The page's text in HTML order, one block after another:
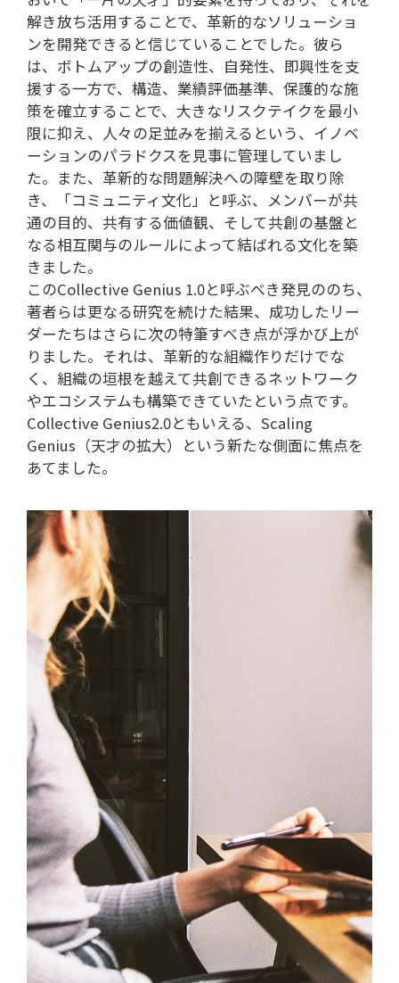
解き放ち活用することで、革新的なソリューショ
ンを開発できると信じていることでした。彼ら
は、ボトムアップの創造性、自発性、即興性を支
援する一方で、構造、業績評価基準、保護的な施
策を確立することで、大きなリスクテイクを最小
限に抑え、人々の足並みを揃えるという、イノベ
ーションのパラドクスを見事に管理していまし
た。また、革新的な問題解決への障壁を取り除
き、「コミュニティ文化」と呼ぶ、メンバーが共
通の目的、共有する価値観、そして共創の基盤と
なる相互関与のルールによって結ばれる文化を築
きました。
このCollective Genius 1.0と呼ぶべき発見ののち、
著者らは更なる研究を続けた結果、成功したリー
ダーたちはさらに次の特筆すべき点が浮かび上が
りました。それは、革新的な組織作りだけでな
く、組織の垣根を越えて共創できるネットワーク
やエコシステムも構築できていたという点です。
Collective Genius2.0ともいえる、Scaling
Genius（天才の拡大）という新たな側面に焦点を
あてました。